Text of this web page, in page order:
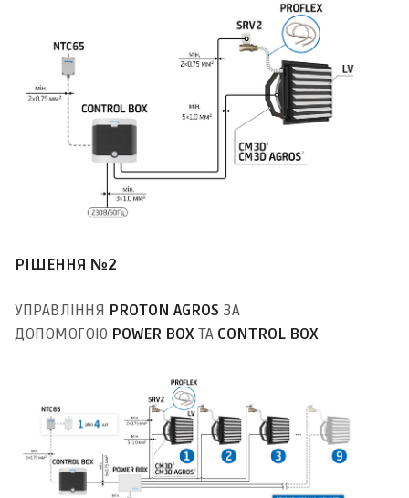
РІШЕННЯ №2
УПРАВЛІННЯ PROTON AGROS ЗА
ДОПОМОГОЮ POWER BOXТА CONTROL BOX